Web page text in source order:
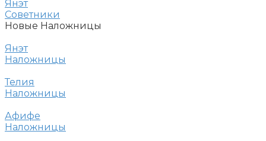
Янэт
Советники
Новые Наложницы
Янэт
Наложницы
Телия
Наложницы
Афифе
Наложницы